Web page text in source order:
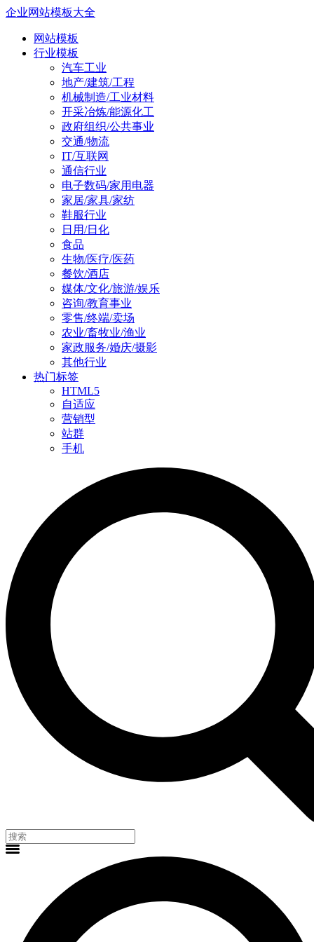
企业网站模板大全
网站模板
行业模板
汽车工业
地产/建筑/工程
机械制造/工业材料
开采冶炼/能源化工
政府组织/公共事业
交通/物流
IT/互联网
通信行业
电子数码/家用电器
家居/家具/家纺
鞋服行业
日用/日化
食品
生物/医疗/医药
餐饮/酒店
媒体/文化/旅游/娱乐
咨询/教育事业
零售/终端/卖场
农业/畜牧业/渔业
家政服务/婚庆/摄影
其他行业
热门标签
HTML5
自适应
营销型
站群
手机